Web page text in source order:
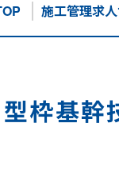
施工管理求人
枠基